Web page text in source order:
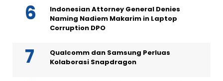
Indonesian Attorney General Denies
Naming Nadiem Makarim in Laptop
Corruption DPO
Qualcomm dan Samsung Perluas
Kolaborasi Snapdragon